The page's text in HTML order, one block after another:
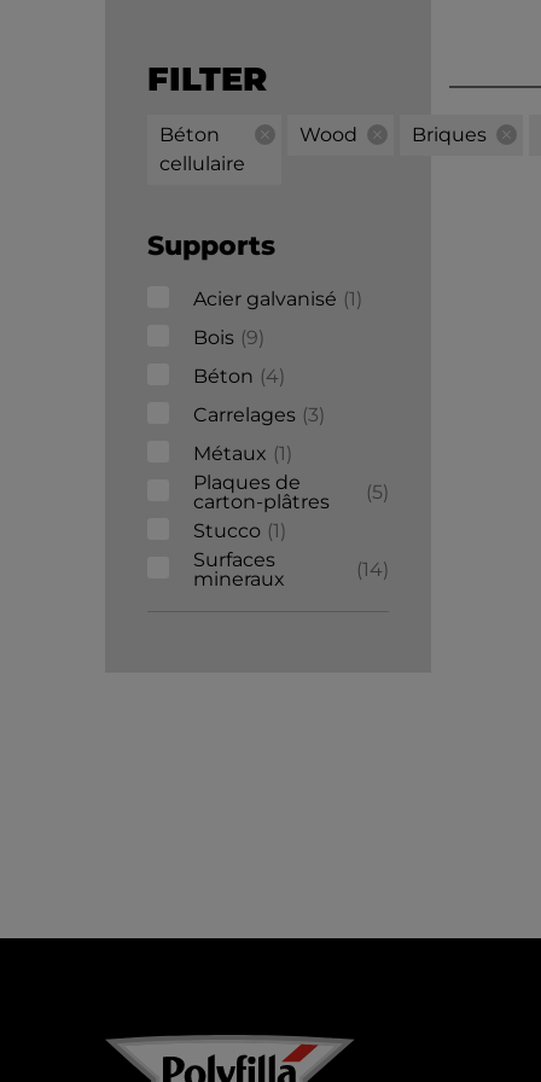
FILTER
Béton
cellulaire
Wood Briques
Supports
Acier galvanisé 1
Bois 9
Béton
4
Carrelages 3
Métaux 1
Plaques de
carton-plâtres
5
Stucco 1
Surfaces
mineraux
14